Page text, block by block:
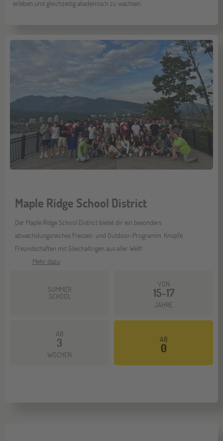
erleben und gleichzeitig akademisch zu wachsen.
Maple Ridge School District
Der Maple Ridge School District bietet dir ein besonders
abwechslungsreiches Freizeit- und Outdoor-Programm. Knüpfe
Freundschaften mit Gleichaltrigen aus aller Welt!
Mehr dazu
SUMMER
SCHOOL
VON
15-17
JAHRE
AB
3
WOCHEN
AB
0